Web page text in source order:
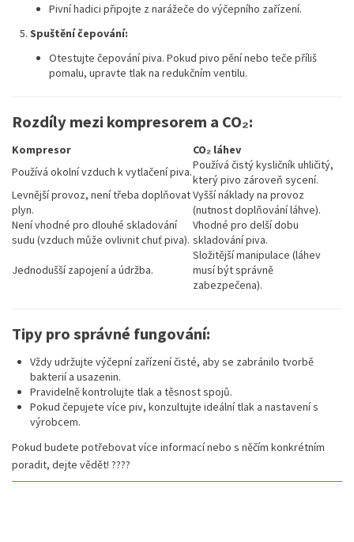
Pivní hadici připojte z narážeče do výčepního zařízení.
Spuštění čepování:
Otestujte čepování piva. Pokud pivo pění nebo teče příliš
pomalu, upravte tlak na redukčním ventilu.
Rozdíly mezi kompresorem a CO₂:
Kompresor
CO₂ láhev
Používá okolní vzduch k vytlačení piva.Používá čistý kysličník uhličitý,
který pivo zároveň sycení.
Levnější provoz, není třeba doplňovat
plyn.
Vyšší náklady na provoz
(nutnost doplňování láhve).
Není vhodné pro dlouhé skladování
sudu (vzduch může ovlivnit chuť piva).
Vhodné pro delší dobu
skladování piva.
Jednodušší zapojení a údržba.
Složitější manipulace (láhev
musí být správně
zabezpečena).
Tipy pro správné fungování:
Vždy udržujte výčepní zařízení čisté, aby se zabránilo tvorbě
bakterií a usazenin.
Pravidelně kontrolujte tlak a těsnost spojů.
Pokud čepujete více piv, konzultujte ideální tlak a nastavení s
výrobcem.
Pokud budete potřebovat více informací nebo s něčím konkrétním
poradit, dejte vědět! ????